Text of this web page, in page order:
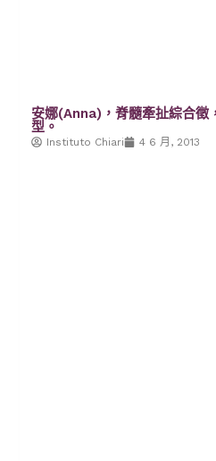
安娜(Anna)，脊髓牽扯綜合徵
型。
Instituto Chiari 4 6 月, 2013